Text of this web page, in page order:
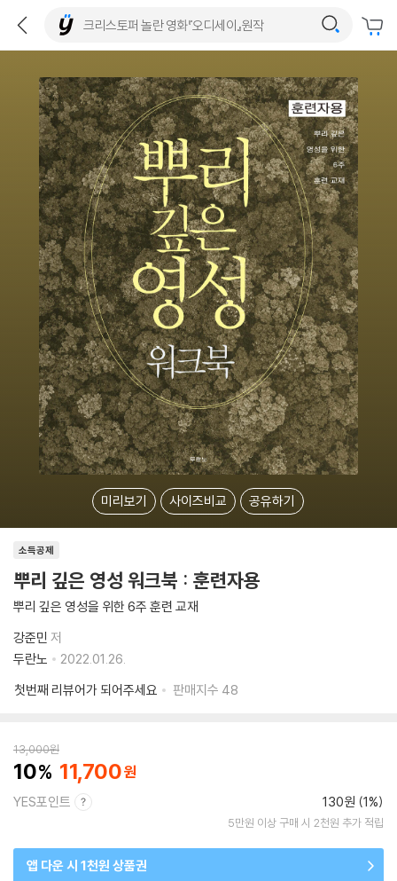
미리보기 사이즈비교 공유하기
소득공제
뿌리 깊은 영성 워크북 : 훈련자용
뿌리 깊은 영성을 위한 6주 훈련 교재
강준민 저
두란노
2022.01.26.
첫번째 리뷰어가 되어주세요
판매지수 48
13,000원
10 11,700
YES포인트 130원 (1%)
5만원 이상 구매 시 2천원 추가 적립
앱 다운 시 1천원 상품권